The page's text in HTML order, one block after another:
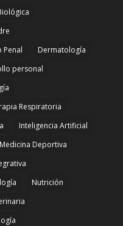
Penal
Dermatología
personal
Respiratoria
Inteligencia Artificial
Medicina Deportiva
Nutrición